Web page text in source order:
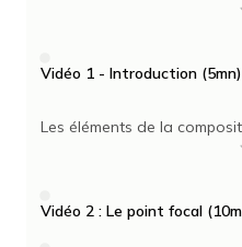
Vidéo 1 - Introduction (5mn)
Les éléments de la
Vidéo 2 : Le point focal